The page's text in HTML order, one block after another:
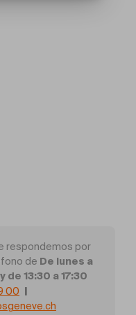
respondemos por
de De lunes a
de 13:30 a 17:30
00